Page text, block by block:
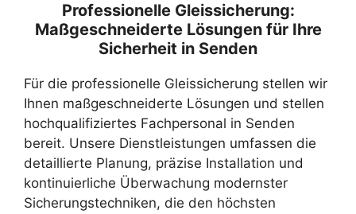
Professionelle Gleissicherung:
Maßgeschneiderte Lösungen für Ihre
Sicherheit in Senden
Für die professionelle Gleissicherung stellen wir
Ihnen maßgeschneiderte Lösungen und stellen
hochqualifiziertes Fachpersonal in Senden
bereit. Unsere Dienstleistungen umfassen die
detaillierte Planung, präzise Installation und
kontinuierliche Überwachung modernster
Sicherungstechniken, die den höchsten